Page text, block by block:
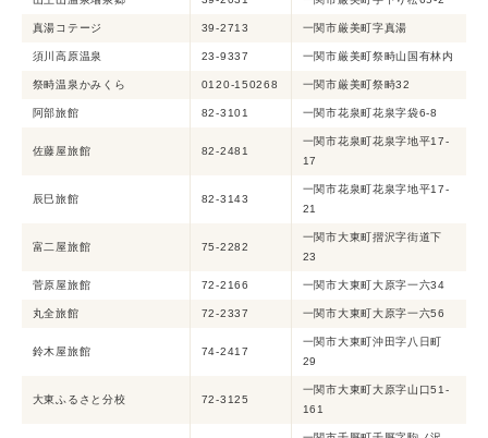
真湯コテージ 39-2713 一関市厳美町字真湯
須川高原温泉 23-9337 一関市厳美町祭畤山国有林内
祭畤温泉かみくら 0120-150268 一関市厳美町祭畤32
阿部旅館 82-3101 一関市花泉町花泉字袋6-8
佐藤屋旅館 82-2481
一関市花泉町花泉字地平17-
17
辰巳旅館 82-3143
一関市花泉町花泉字地平17-
21
富二屋旅館 75-2282
一関市大東町摺沢字街道下
23
菅原屋旅館 72-2166 一関市大東町大原字一六34
丸全旅館 72-2337 一関市大東町大原字一六56
鈴木屋旅館 74-2417
一関市大東町沖田字八日町
29
大東ふるさと分校 72-3125
一関市大東町大原字山口51-
161